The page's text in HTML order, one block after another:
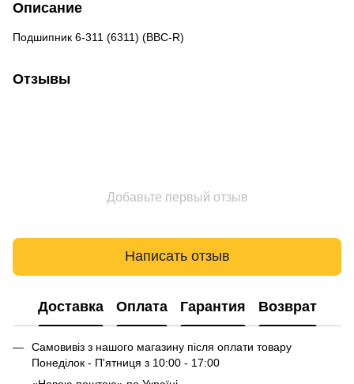
Описание
Подшипник 6-311 (6311) (BBC-R)
Отзывы
Добавьте первый отзыв
Написать отзыв
Доставка Оплата Гарантия Возврат
Самовивіз з нашого магазину після оплати товару
Понеділок - П'ятниця з 10:00 - 17:00